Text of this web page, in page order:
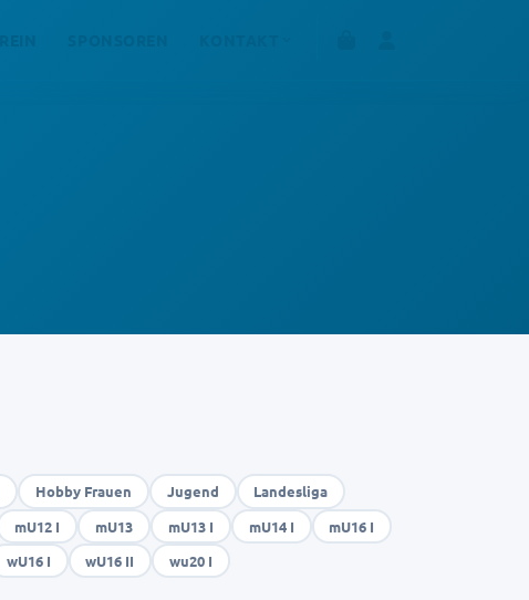
Hobby Frauen Jugend
Landesliga
mU12 I mU13 mU13 I mU14 I
mU16 I
wU16 I wU16 II wu20 I